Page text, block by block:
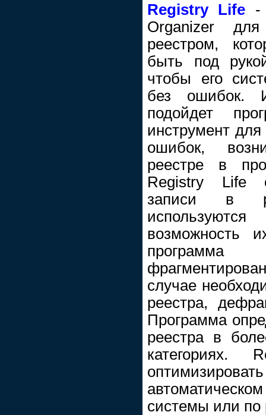
Registry Life -
Organizer
реестром,
быть под
чтобы его
без ошибок.
подойдет
инструмент
ошибок,
реестре в
Registry Life
записи в
возможность
случае
реестра,
Программа
реестра в
категориях.
системы или по